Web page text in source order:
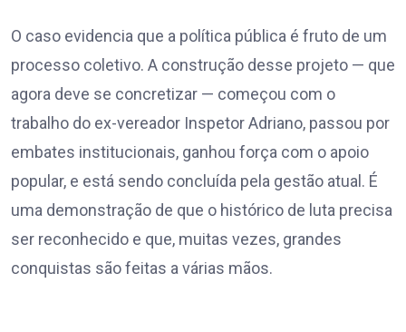
O caso evidencia que a política pública é fruto de um
processo coletivo. A construção desse projeto — que
agora deve se concretizar — começou com o
trabalho do ex-vereador Inspetor Adriano, passou por
embates institucionais, ganhou força com o apoio
popular, e está sendo concluída pela gestão atual. É
uma demonstração de que o histórico de luta precisa
ser reconhecido e que, muitas vezes, grandes
conquistas são feitas a várias mãos.